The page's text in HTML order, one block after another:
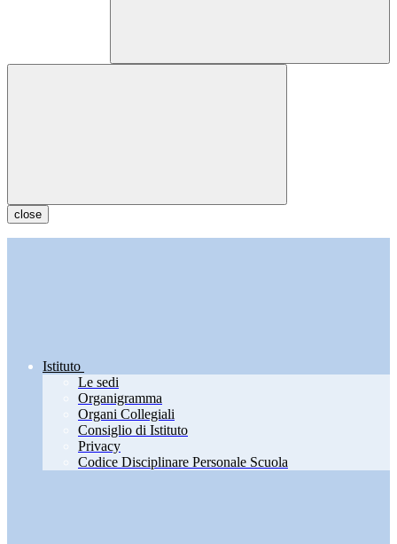
close
Istituto
Le sedi
Organigramma
Organi Collegiali
Consiglio di Istituto
Privacy
Codice Disciplinare Personale Scuola